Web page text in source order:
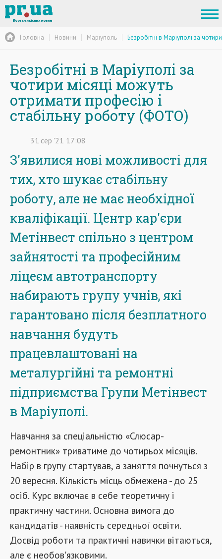
Головна Новини Маріуполь Безробітні в Маріуполі за
Безробітні в Маріуполі за
чотири місяці можуть
отримати професію і
стабільну роботу (ФОТО)
31 сер '21 17:08
З'явилися нові можливості для
тих, хто шукає стабільну
роботу, але не має необхідної
кваліфікації. Центр кар'єри
Метінвест спільно з центром
зайнятості та професійним
ліцеєм автотранспорту
набирають групу учнів, які
гарантовано після безплатного
навчання будуть
працевлаштовані на
металургійні та ремонтні
підприємства Групи Метінвест
в Маріуполі.
Навчання за спеціальністю «Слюсар-
ремонтник» триватиме до чотирьох місяців.
Набір в групу стартував, а заняття почнуться з
20 вересня. Кількість місць обмежена - до 25
осіб. Курс включає в себе теоретичну і
практичну частини. Основна вимога до
кандидатів - наявність середньої освіти.
Досвід роботи та практичні навички вітаються,
але є необов'язковими.